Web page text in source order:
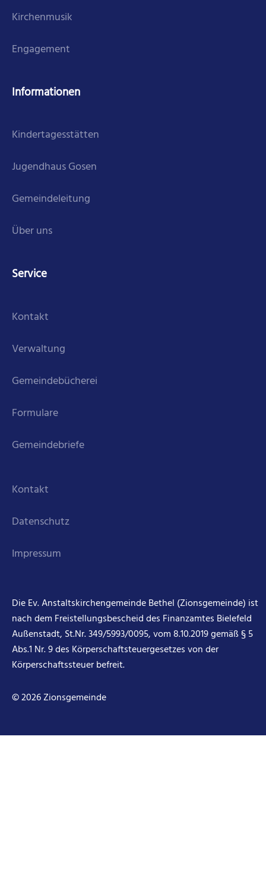
Kirchenmusik
Engagement
Informationen
Kindertagesstätten
Jugendhaus Gosen
Gemeindeleitung
Über uns
Service
Kontakt
Verwaltung
Gemeindebücherei
Formulare
Gemeindebriefe
Kontakt
Datenschutz
Impressum
Die Ev. Anstaltskirchengemeinde Bethel (Zionsgemeinde) ist
nach dem Freistellungsbescheid des Finanzamtes Bielefeld
Außenstadt, St.Nr. 349/5993/0095, vom 8.10.2019 gemäß § 5
Abs.1 Nr. 9 des Körperschaftsteuergesetzes von der
Körperschaftssteuer befreit.
© 2026 Zionsgemeinde